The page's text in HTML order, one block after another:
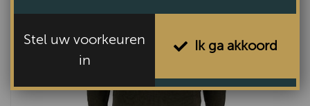
Stel uw voorkeuren
in
Ik ga akkoord